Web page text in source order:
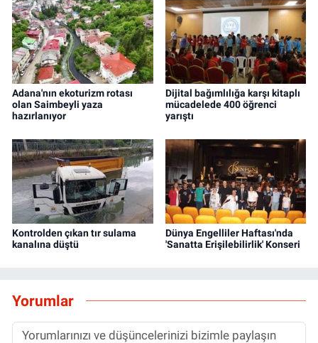
Adana'nın ekoturizm rotası
olan Saimbeyli yaza
hazırlanıyor
Dijital bağımlılığa karşı kitaplı
mücadelede 400 öğrenci
yarıştı
Kontrolden çıkan tır sulama
kanalına düştü
Dünya Engelliler Haftası'nda
'Sanatta Erişilebilirlik' Konseri
Yorumlar